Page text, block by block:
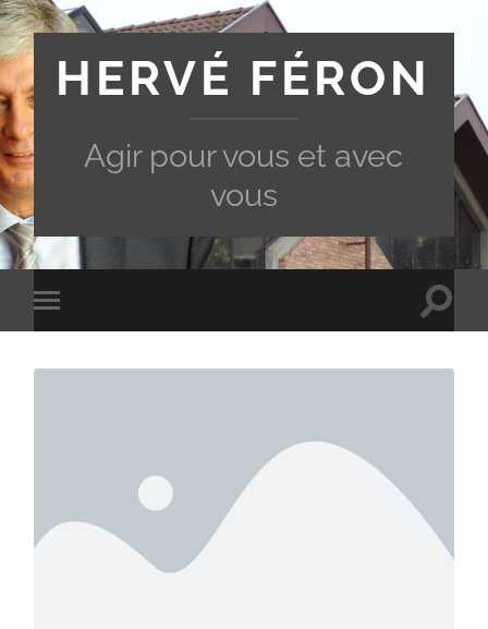
HERVÉ FÉRON
Agir pour vous et avec
vous
Toggle
mobile
Toggle